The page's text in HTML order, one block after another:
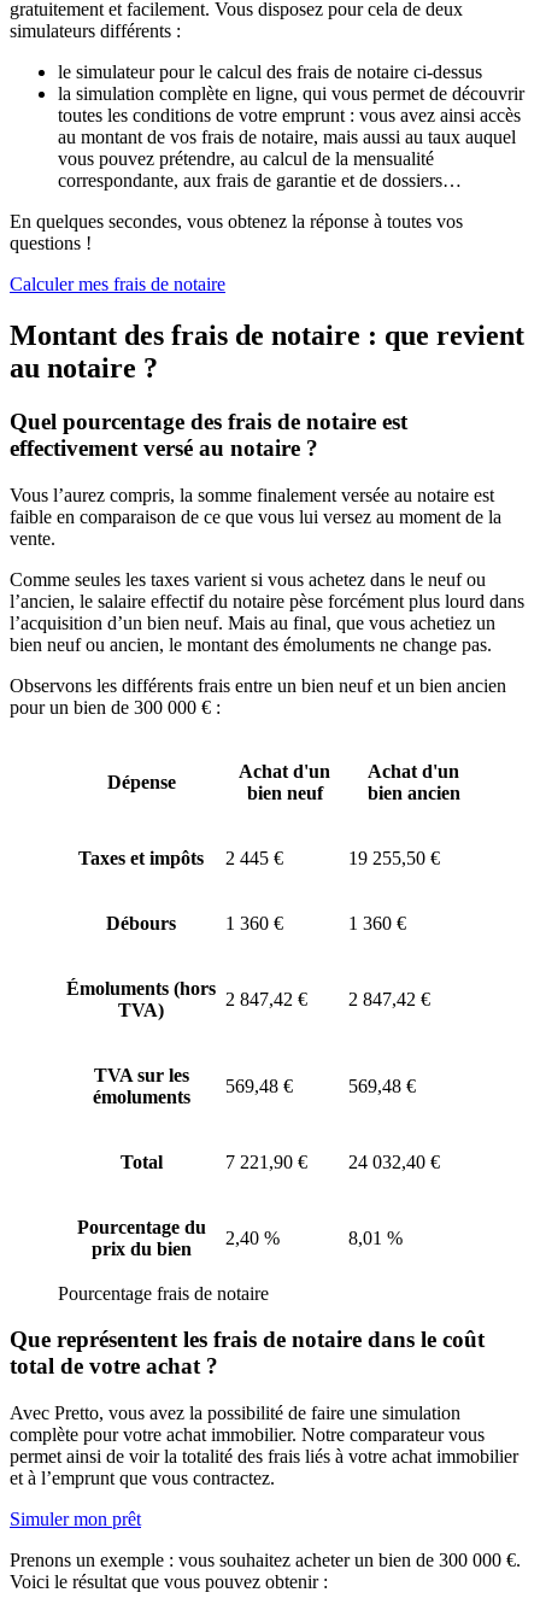
gratuitement et facilement. Vous disposez pour cela de deux
simulateurs différents :
le simulateur pour le calcul des frais de notaire ci-dessus
la simulation complète en ligne, qui vous permet de découvrir
toutes les conditions de votre emprunt : vous avez ainsi accès
au montant de vos frais de notaire, mais aussi au taux auquel
vous pouvez prétendre, au calcul de la mensualité
correspondante, aux frais de garantie et de dossiers…
En quelques secondes, vous obtenez la réponse à toutes vos
questions !
Calculer mes frais de notaire
Montant des frais de notaire : que revient
au notaire ?
Quel pourcentage des frais de notaire est
effectivement versé au notaire ?
Vous l’aurez compris, la somme finalement versée au notaire est
faible en comparaison de ce que vous lui versez au moment de la
vente.
Comme seules les taxes varient si vous achetez dans le neuf ou
l’ancien, le salaire effectif du notaire pèse forcément plus lourd dans
l’acquisition d’un bien neuf. Mais au final, que vous achetiez un
bien neuf ou ancien, le montant des émoluments ne change pas.
Observons les différents frais entre un bien neuf et un bien ancien
pour un bien de 300 000 € :
Dépense
Achat d'un
bien neuf
Achat d'un
bien ancien
Taxes et impôts 2 445 € 19 255,50 €
Débours 1 360 € 1 360 €
Émoluments (hors
TVA)
2 847,42 € 2 847,42 €
TVA sur les
émoluments
569,48 € 569,48 €
Total 7 221,90 € 24 032,40 €
Pourcentage du
prix du bien
2,40 % 8,01 %
Pourcentage frais de notaire
Que représentent les frais de notaire dans le coût
total de votre achat ?
Avec Pretto, vous avez la possibilité de faire une simulation
complète pour votre achat immobilier. Notre comparateur vous
permet ainsi de voir la totalité des frais liés à votre achat immobilier
et à l’emprunt que vous contractez.
Simuler mon prêt
Prenons un exemple : vous souhaitez acheter un bien de 300 000 €.
Voici le résultat que vous pouvez obtenir :